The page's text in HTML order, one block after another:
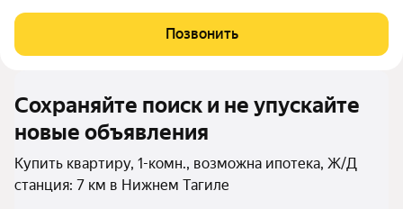
пластиковые окна с решётками. В ней остаётся вся мебель и
техника: шкаф, кресло,
Позвонить
Сохраняйте поиск и не упускайте
новые объявления
Купить квартиру, 1-комн., возможна ипотека, Ж/Д
станция: 7 км в Нижнем Тагиле